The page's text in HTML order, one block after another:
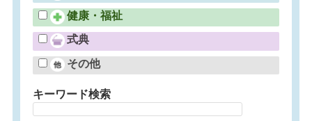
健康・福祉
式典
その他
キーワード検索